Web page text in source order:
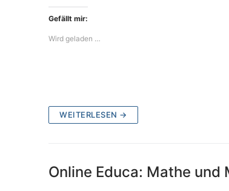
Gefällt mir:
Wird geladen …
WEITERLESEN →
Online Educa: Mathe und